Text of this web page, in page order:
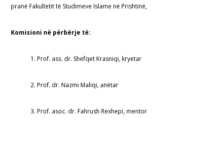
pranë Fakultetit të Studimeve Islame në Prishtinë,
Komisioni në përbërje të:
1. Prof. ass. dr. Shefqet Krasniqi, kryetar
2. Prof. dr. Nazmi Maliqi, anëtar
3. Prof. asoc. dr. Fahrush Rexhepi, mentor